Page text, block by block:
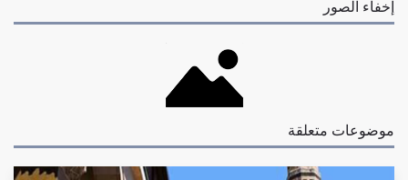
إخفاء الصور
موضوعات متعلقة